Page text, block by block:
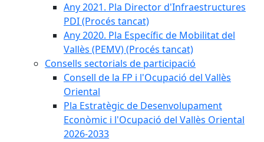
Any 2021. Pla Director d'Infraestructures
PDI (Procés tancat)
Any 2020. Pla Específic de Mobilitat del
Vallès (PEMV) (Procés tancat)
Consells sectorials de participació
Consell de la FP i l'Ocupació del Vallès
Oriental
Pla Estratègic de Desenvolupament
Econòmic i l'Ocupació del Vallès Oriental
2026-2033